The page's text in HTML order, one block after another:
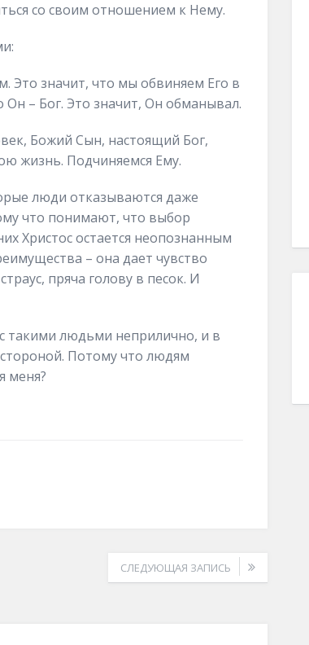
со своим отношением к Нему.
Это значит, что мы обвиняем Его в
– Бог. Это значит, Он обманывал.
Божий Сын, настоящий Бог,
жизнь. Подчиняемся Ему.
люди отказываются даже
что понимают, что выбор
Христос остается неопознанным
– она дает чувство
пряча голову в песок. И
такими людьми неприлично, и в
Потому что людям
меня?
СЛЕДУЮЩАЯ ЗАПИСЬ